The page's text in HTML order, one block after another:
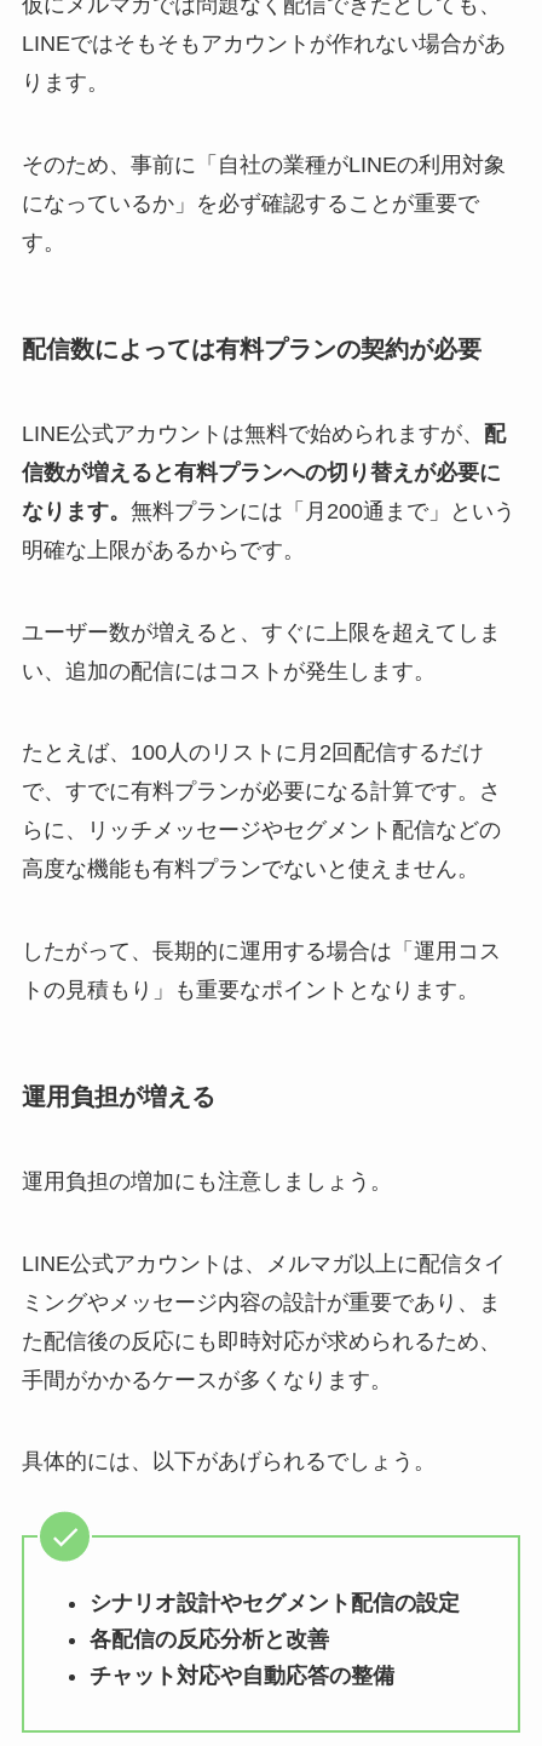
仮にメルマガでは問題なく配信できたとしても、
LINEではそもそもアカウントが作れない場合があ
ります。
そのため、事前に「自社の業種がLINEの利用対象
になっているか」を必ず確認することが重要で
す。
配信数によっては有料プランの契約が必要
LINE公式アカウントは無料で始められますが、 配
信数が増えると有料プランへの切り替えが必要に
なります。 無料プランには「月200通まで」という
明確な上限があるからです。
ユーザー数が増えると、すぐに上限を超えてしま
い、追加の配信にはコストが発生します。
たとえば、100人のリストに月2回配信するだけ
で、すでに有料プランが必要になる計算です。さ
らに、リッチメッセージやセグメント配信などの
高度な機能も有料プランでないと使えません。
したがって、長期的に運用する場合は「運用コス
トの見積もり」も重要なポイントとなります。
運用負担が増える
運用負担の増加にも注意しましょう。
LINE公式アカウントは、メルマガ以上に配信タイ
ミングやメッセージ内容の設計が重要であり、ま
た配信後の反応にも即時対応が求められるため、
手間がかかるケースが多くなります。
具体的には、以下があげられるでしょう。
シナリオ設計やセグメント配信の設定
各配信の反応分析と改善
チャット対応や自動応答の整備